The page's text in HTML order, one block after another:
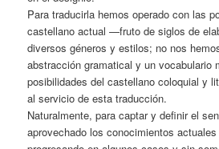
Para traducirla hemos operado con las
castellano actual —fruto de siglos de
diversos géneros y estilos; no nos
abstracción gramatical y un vocabulario
posibilidades del castellano coloquial y
al servicio de esta traducción.
Naturalmente, para captar y definir el
aprovechado los conocimientos